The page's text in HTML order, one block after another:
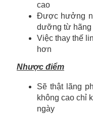
cao
Được hưởng
dưỡng từ hãng
Việc thay thế
hơn
Nhược điểm
Sẽ thật lãng
không cao chỉ
ngày